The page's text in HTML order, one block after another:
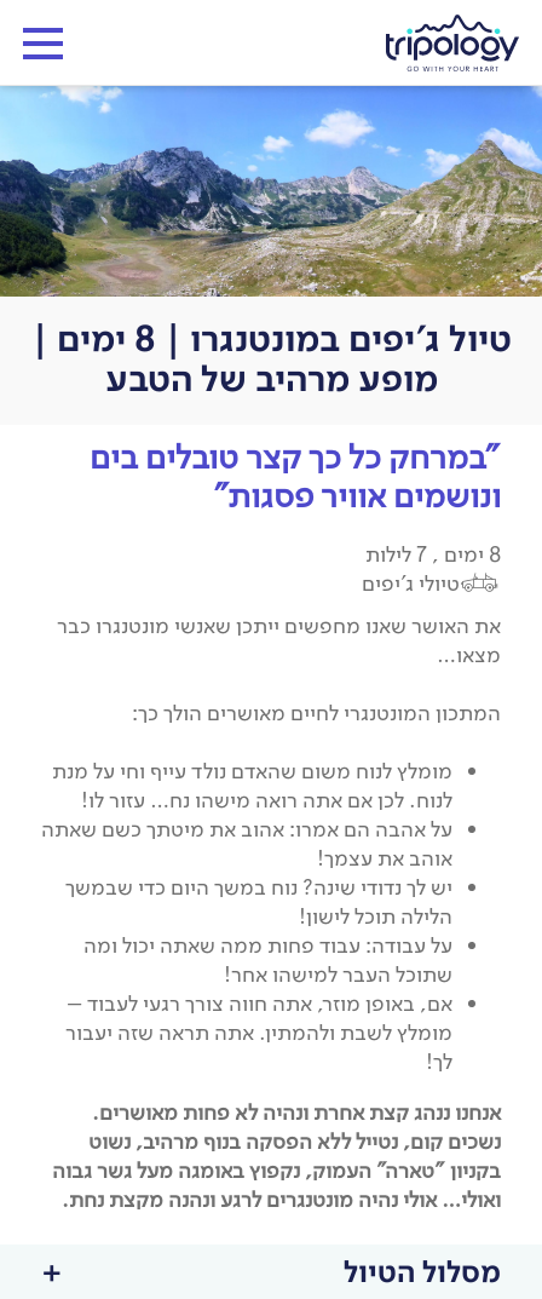
טיול ג'יפים במונטנגרו | 8 ימים |
מופע מרהיב של הטבע
"במרחק כל כך קצר טובלים בים
ונושמים אוויר פסגות"
8 ימים , 7 לילות
טיולי ג'יפים
את האושר שאנו מחפשים ייתכן שאנשי מונטנגרו כבר
מצאו…
המתכון המונטנגרי לחיים מאושרים הולך כך:
מומלץ לנוח משום שהאדם נולד עייף וחי על מנת
לנוח. לכן אם אתה רואה מישהו נח… עזור לו!
על אהבה הם אמרו: אהוב את מיטתך כשם שאתה
אוהב את עצמך!
יש לך נדודי שינה? נוח במשך היום כדי שבמשך
הלילה תוכל לישון!
על עבודה: עבוד פחות ממה שאתה יכול ומה
שתוכל העבר למישהו אחר!
אם, באופן מוזר, אתה חווה צורך רגעי לעבוד –
מומלץ לשבת ולהמתין. אתה תראה שזה יעבור
לך!
אנחנו ננהג קצת אחרת ונהיה לא פחות מאושרים.
נשכים קום, נטייל ללא הפסקה בנוף מרהיב, נשוט
בקניון "טארה" העמוק, נקפוץ באומגה מעל גשר גבוה
ואולי… אולי נהיה מונטנגרים לרגע ונהנה מקצת נחת.
מסלול הטיול